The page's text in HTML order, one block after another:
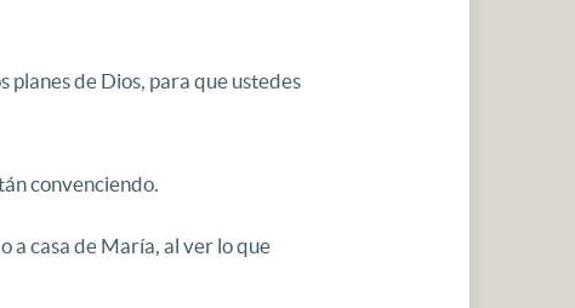
planes de Dios, para que ustedes
convenciendo.
a casa de María, al ver lo que